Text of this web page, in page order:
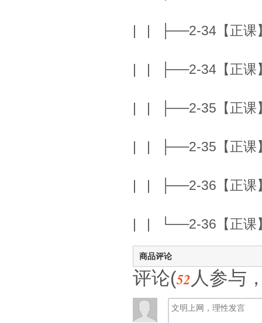
| | ├──2-34【正课
| | ├──2-34【正课
| | ├──2-35【正课
| | ├──2-35【正课
| | ├──2-36【正课
| | └──2-36【正课
商品评论
评论(52 人参与